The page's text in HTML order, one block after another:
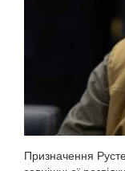
Призначення